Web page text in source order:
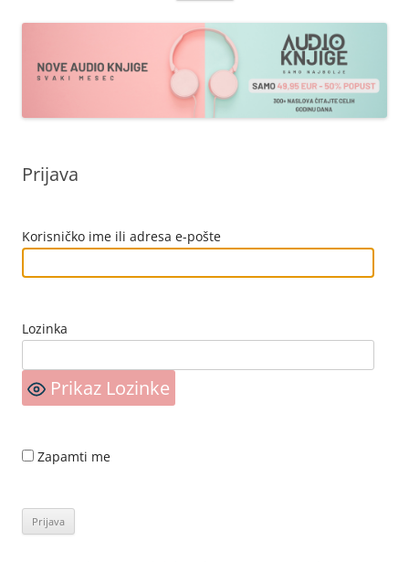
sadržaja
Prijava
Korisničko ime ili adresa e-pošte
Lozinka
Prikaz Lozinke
Zapamti me